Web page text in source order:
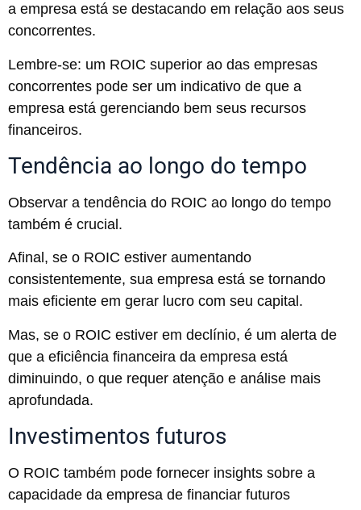
a empresa está se destacando em relação aos seus
concorrentes.
Lembre-se: um ROIC superior ao das empresas
concorrentes pode ser um indicativo de que a
empresa está gerenciando bem seus recursos
financeiros.
Tendência ao longo do tempo
Observar a tendência do ROIC ao longo do tempo
também é crucial.
Afinal, se o ROIC estiver aumentando
consistentemente, sua empresa está se tornando
mais eficiente em gerar lucro com seu capital.
Mas, se o ROIC estiver em declínio, é um alerta de
que a eficiência financeira da empresa está
diminuindo, o que requer atenção e análise mais
aprofundada.
Investimentos futuros
O ROIC também pode fornecer insights sobre a
capacidade da empresa de financiar futuros